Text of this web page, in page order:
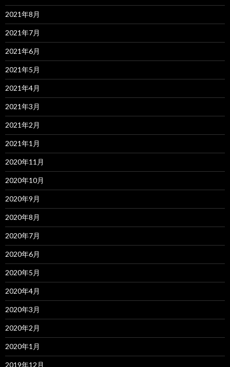
2021年8月
2021年7月
2021年6月
2021年5月
2021年4月
2021年3月
2021年2月
2021年1月
2020年11月
2020年10月
2020年9月
2020年8月
2020年7月
2020年6月
2020年5月
2020年4月
2020年3月
2020年2月
2020年1月
2019年12月